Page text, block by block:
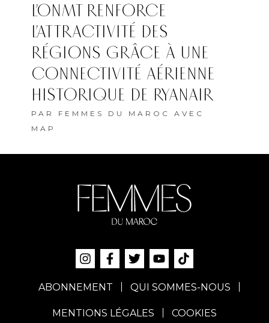
L’ONMT RENFORCE
L’ATTRACTIVITÉ DES
RÉGIONS GRÂCE À UNE
CONNECTIVITÉ AÉRIENNE
HISTORIQUE DE RYANAIR
PAR FEMMES DU MAROC AVEC
MAP
ABONNEMENT QUI SOMMES-NOUS
MENTIONS LÉGALES COOKIES